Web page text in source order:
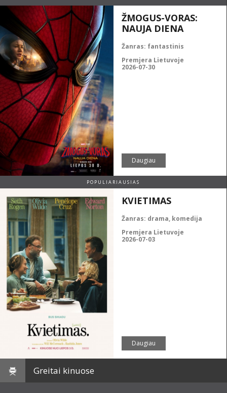
ŽMOGUS-VORAS:
NAUJA DIENA
Žanras: fantastinis
Premjera Lietuvoje
2026-07-30
Daugiau
POPULIARIAUSIAS
KVIETIMAS
Žanras: drama, komedija
Premjera Lietuvoje
2026-07-03
Daugiau
Greitai kinuose